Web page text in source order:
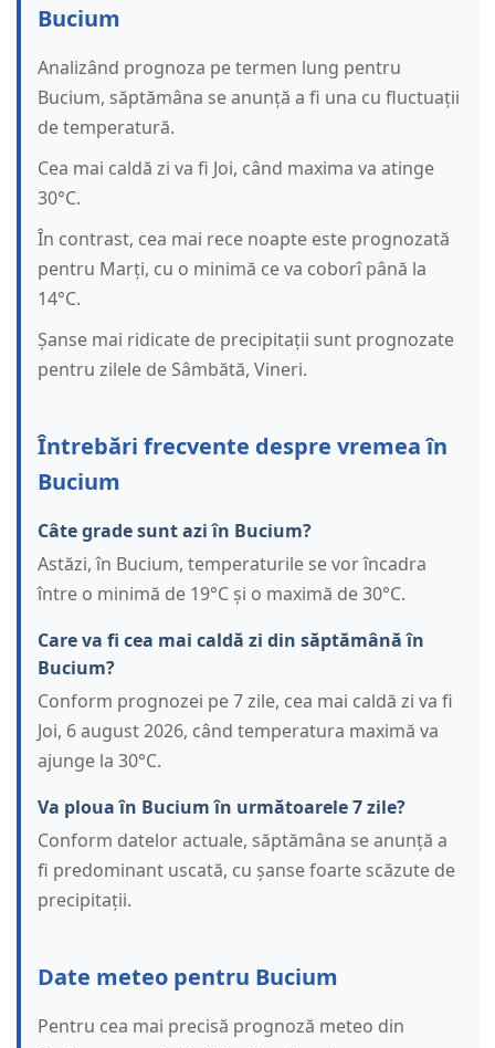
Bucium
Analizând prognoza pe termen lung pentru
Bucium, săptămâna se anunță a fi una cu fluctuații
de temperatură.
Cea mai caldă zi va fi Joi, când maxima va atinge
30°C.
În contrast, cea mai rece noapte este prognozată
pentru Marți, cu o minimă ce va coborî până la
14°C.
Șanse mai ridicate de precipitații sunt prognozate
pentru zilele de Sâmbătă, Vineri.
Întrebări frecvente despre vremea în
Bucium
Câte grade sunt azi în Bucium?
Astăzi, în Bucium, temperaturile se vor încadra
între o minimă de 19°C și o maximă de 30°C.
Care va fi cea mai caldă zi din săptămână în
Bucium?
Conform prognozei pe 7 zile, cea mai caldă zi va fi
Joi, 6 august 2026, când temperatura maximă va
ajunge la 30°C.
Va ploua în Bucium în următoarele 7 zile?
Conform datelor actuale, săptămâna se anunță a
fi predominant uscată, cu șanse foarte scăzute de
precipitații.
Date meteo pentru Bucium
Pentru cea mai precisă prognoză meteo din